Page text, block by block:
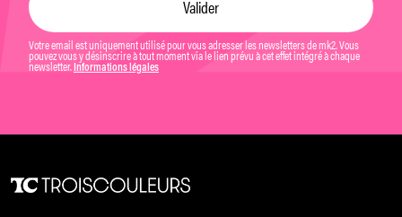
Votre email est uniquement utilisé pour vous adresser les newsletters de mk2. Vous
pouvez vous y désinscrire à tout moment via le lien prévu à cet effet intégré à chaque
newsletter. Informations légales